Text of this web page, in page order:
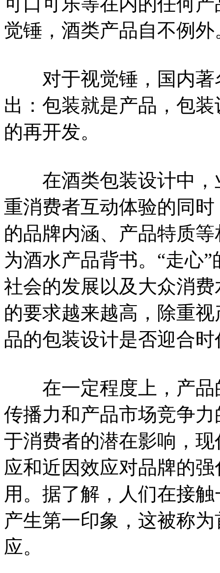
觉锤，酒类产品自不例外
对于视觉锤，国内著
出：包装就是产品，包
的再开发。
在酒类包装设计中，
重消费者互动体验的同时
的品牌内涵、产品特质
为酒水产品背书。“走心
社会的发展以及大众消
的要求越来越高，除重
品的包装设计是否迎合
在一定程度上，产品
传播力和产品市场竞争
于消费者的潜在影响，
应和近因效应对品牌的
用。据了解，人们在接
产生第一印象，这被称
应。